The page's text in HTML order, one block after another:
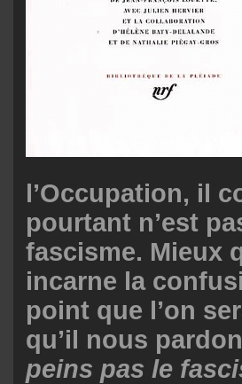
l’Occupation, il
pourtant n’est
fascisme. Mieux
incarne la
point que l’on
qu’il nous
peins pas le